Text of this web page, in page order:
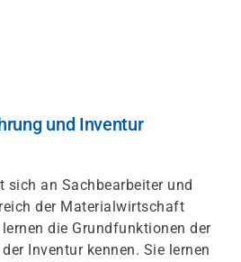
und Inventur
sich an Sachbearbeiter und
der Materialwirtschaft
die Grundfunktionen der
Inventur kennen. Sie lernen